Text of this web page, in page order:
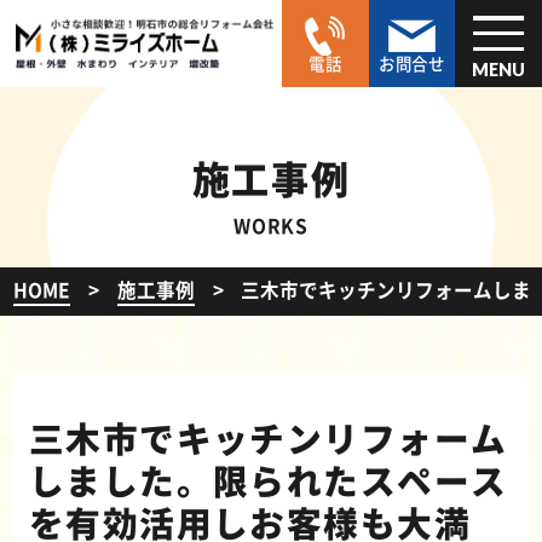
電話 お問合せ MENU
施工事例
WORKS
HOME 施工事例 三木市でキッチンリフォームし
三木市でキッチンリフォーム
しました。限られたスペース
を有効活用しお客様も大満